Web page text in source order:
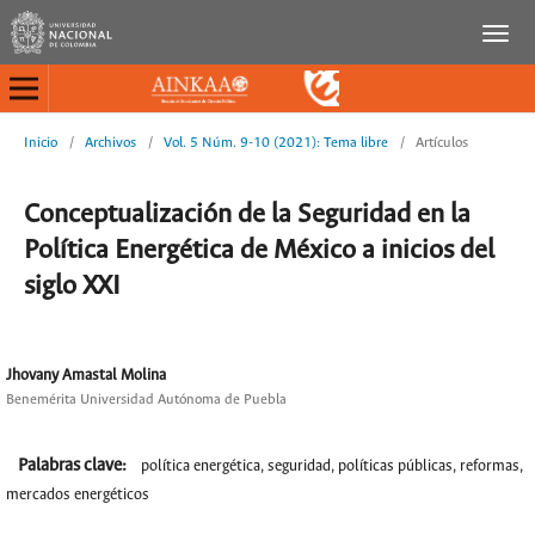
Inicio / Archivos / Vol. 5 Núm. 9-10 (2021): Tema libre / Artículos
Conceptualización de la Seguridad en la
Política Energética de México a inicios del
siglo XXI
Jhovany Amastal Molina
Benemérita Universidad Autónoma de Puebla
Palabras clave:
política energética, seguridad, políticas públicas, reformas,
mercados energéticos